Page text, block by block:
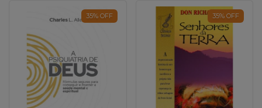
35% OFF 35% OFF